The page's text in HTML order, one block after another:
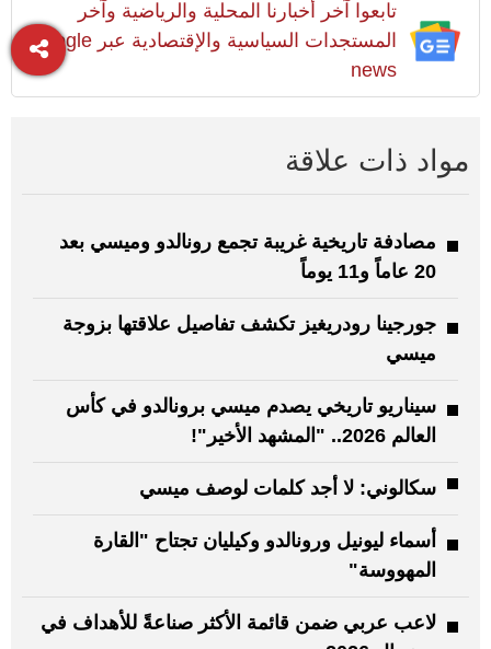
تابعوا آخر أخبارنا المحلية والرياضية وآخر
المستجدات السياسية والإقتصادية عبر Google
news
مواد ذات علاقة
مصادفة تاريخية غريبة تجمع رونالدو وميسي بعد
20 عاماً و11 يوماً
جورجينا رودريغيز تكشف تفاصيل علاقتها بزوجة
ميسي
سيناريو تاريخي يصدم ميسي برونالدو في كأس
العالم 2026.. "المشهد الأخير"!
سكالوني: لا أجد كلمات لوصف ميسي
أسماء ليونيل ورونالدو وكيليان تجتاح "القارة
المهووسة"
لاعب عربي ضمن قائمة الأكثر صناعةً للأهداف في